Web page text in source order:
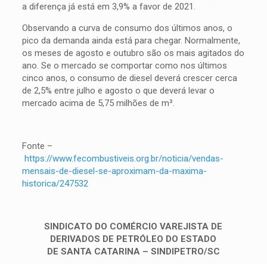
a diferença já está em 3,9% a favor de 2021.
Observando a curva de consumo dos últimos anos, o
pico da demanda ainda está para chegar. Normalmente,
os meses de agosto e outubro são os mais agitados do
ano. Se o mercado se comportar como nos últimos
cinco anos, o consumo de diesel deverá crescer cerca
de 2,5% entre julho e agosto o que deverá levar o
mercado acima de 5,75 milhões de m³.
Fonte –
https://www.fecombustiveis.org.br/noticia/vendas-
mensais-de-diesel-se-aproximam-da-maxima-
historica/247532
SINDICATO DO COMÉRCIO VAREJISTA DE
DERIVADOS DE PETRÓLEO DO ESTADO
DE SANTA CATARINA – SINDIPETRO/SC